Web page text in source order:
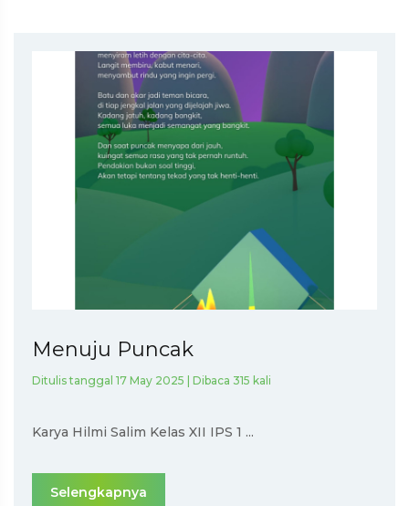
Menuju Puncak
Ditulis tanggal 17 May 2025 | Dibaca 315 kali
Karya Hilmi Salim Kelas XII IPS 1 ...
Selengkapnya